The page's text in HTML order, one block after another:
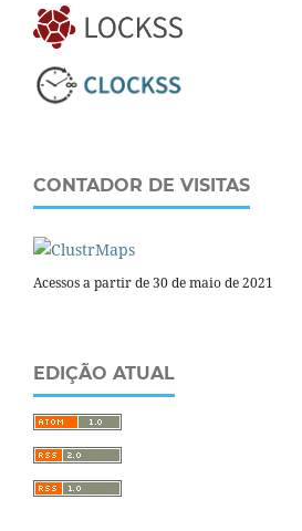
CONTADOR DE VISITAS
Acessos a partir de 30 de maio de 2021
EDIÇÃO ATUAL